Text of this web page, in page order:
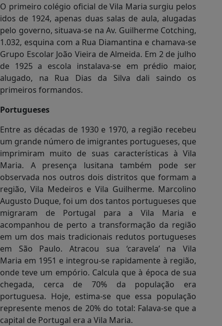
O primeiro colégio oficial de Vila Maria surgiu pelos
idos de 1924, apenas duas salas de aula, alugadas
pelo governo, situava-se na Av. Guilherme Cotching,
1.032, esquina com a Rua Diamantina e chamava-se
Grupo Escolar João Vieira de Almeida. Em 2 de julho
de 1925 a escola instalava-se em prédio maior,
alugado, na Rua Dias da Silva dali saindo os
primeiros formandos.
Portugueses
Entre as décadas de 1930 e 1970, a região recebeu
um grande número de imigrantes portugueses, que
imprimiram muito de suas características à Vila
Maria. A presença lusitana também pode ser
observada nos outros dois distritos que formam a
região, Vila Medeiros e Vila Guilherme. Marcolino
Augusto Duque, foi um dos tantos portugueses que
migraram de Portugal para a Vila Maria e
acompanhou de perto a transformação da região
em um dos mais tradicionais redutos portugueses
em São Paulo. Atracou sua ‘caravela’ na Vila
Maria em 1951 e integrou-se rapidamente à região,
onde teve um empório. Calcula que à época de sua
chegada, cerca de 70% da população era
portuguesa. Hoje, estima-se que essa população
represente menos de 20% do total: Falava-se que a
capital de Portugal era a Vila Maria.